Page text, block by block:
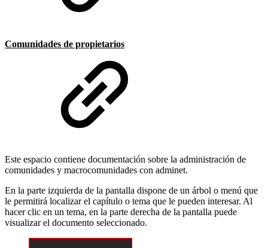
Comunidades de propietarios
Este espacio contiene documentación sobre la administración de
comunidades y macrocomunidades con adminet.
En la parte izquierda de la pantalla dispone de un árbol o menú que
le permitirá localizar el capítulo o tema que le pueden interesar. Al
hacer clic en un tema, en la parte derecha de la pantalla puede
visualizar el documento seleccionado.